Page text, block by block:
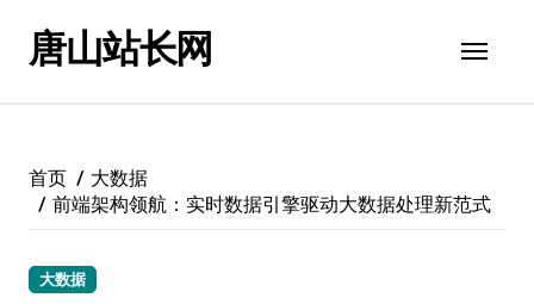
唐山站长网
首页
大数据
前端架构领航：实时数据引擎驱动大数据处理新范式
大数据